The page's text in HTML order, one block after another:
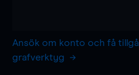
Ansök om konto och få
grafverktyg